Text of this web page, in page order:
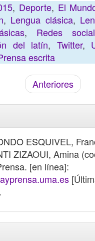
, Deporte, El
, Lengua clásica,
, Redes
del latín, Twitter,
escrita
Anteriores
ESQUIVEL,
ZIZAOUI, Amina
[en línea]: